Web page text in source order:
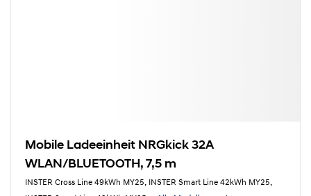
Mobile Ladeeinheit NRGkick 32A
WLAN/BLUETOOTH, 7,5 m
INSTER Cross Line 49kWh MY25, INSTER Smart Line 42kWh MY25,